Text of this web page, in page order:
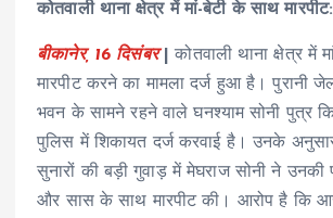
कोतवाली थाना क्षेत्र में मां-बेटी के साथ मारपीट:
बीकानेर, 16 दिसंबर|
कोतवाली थाना क्षेत्र में
मारपीट करने का मामला दर्ज हुआ है। पुरानी
भवन के सामने रहने वाले घनश्याम सोनी पुत्र
पुलिस में शिकायत दर्ज करवाई है। उनके
सुनारों की बड़ी गुवाड़ में मेघराज सोनी ने उनकी
और सास के साथ मारपीट की। आरोप है कि